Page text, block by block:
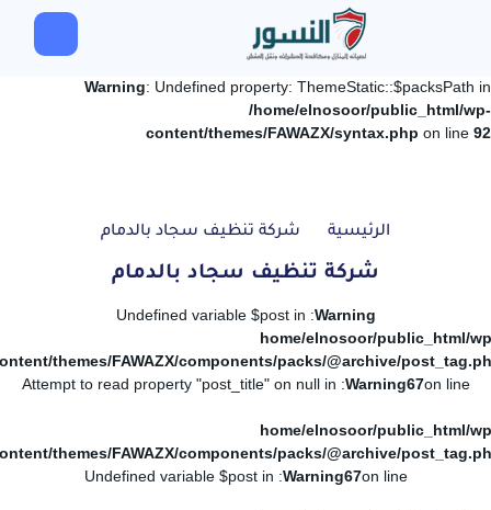
Warning: Undefined property: ThemeStatic::$packsPath in
/home/elnosoor/public_html/wp-
content/themes/FAWAZX/syntax.php on line 92
الرئيسية شركة تنظيف سجاد بالدمام
شركة تنظيف سجاد بالدمام
Warning
: Undefined variable $post in
/home/elnosoor/public_html/
themes/FAWAZX/components/packs/@archive/
on line
67
Warning
: Attempt to read property "post_title" on null in
/home/elnosoor/public_html/
themes/FAWAZX/components/packs/@archive/
on line
67
Warning
: Undefined variable $post in